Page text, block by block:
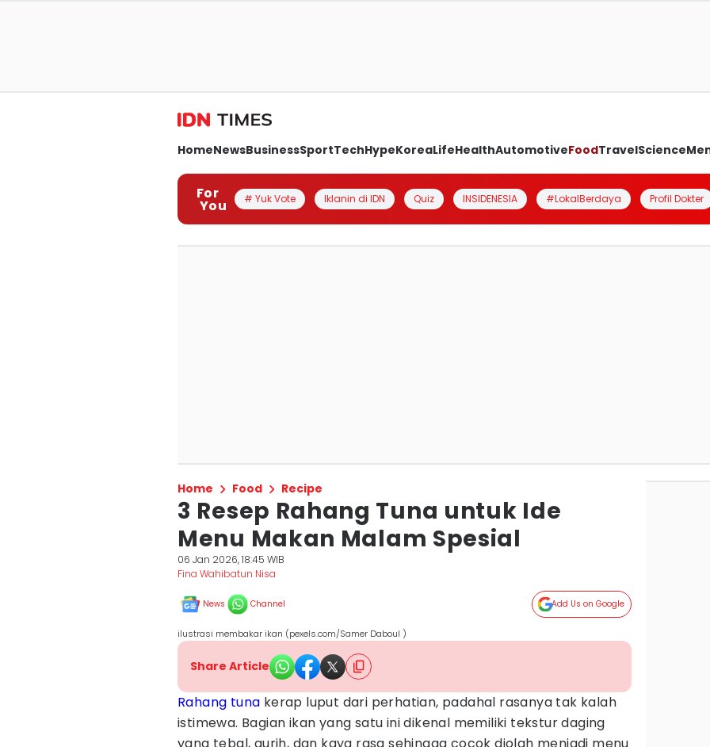
HomeNewsBusinessSportTechHypeKoreaLifeHealthAutomotiveFoodTravelScience
For
You # Yuk Vote Iklanin di IDN Quiz INSIDENESIA #LokalBerdaya Profil Dokter
Home Food Recipe
3 Resep Rahang Tuna untuk Ide
Menu Makan Malam Spesial
06 Jan 2026, 18:45 WIB
Fina Wahibatun Nisa
News Channel Add Us on Google
ilustrasi membakar ikan (pexels.com/Samer Daboul )
Share Article
Rahang tuna kerap luput dari perhatian, padahal rasanya tak kalah
istimewa. Bagian ikan yang satu ini dikenal memiliki tekstur daging